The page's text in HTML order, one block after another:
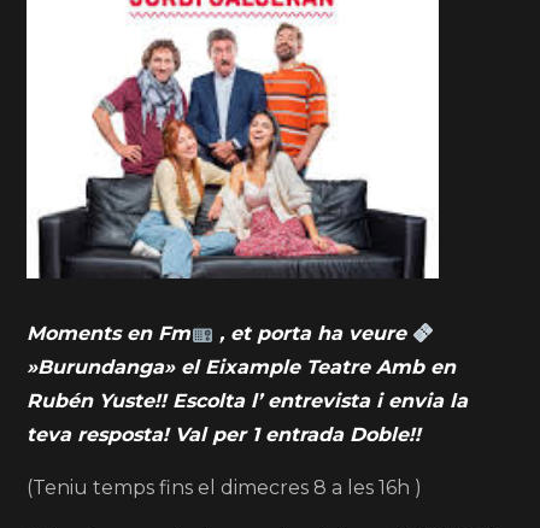
Moments en Fm
, et porta ha veure
»Burundanga» el Eixample Teatre Amb en
Rubén Yuste!! Escolta l’ entrevista i envia la
teva resposta! Val per 1 entrada Doble!!
(Teniu temps fins el dimecres 8 a les 16h )